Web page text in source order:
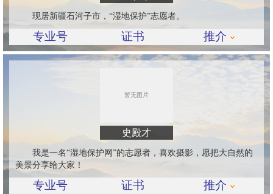
现居新疆石河子市，“湿地保护”志愿者。
专业号 证书 推介
史殿才
我是一名“湿地保护网”的志愿者，喜欢摄影，愿把大自然的
美景分享给大家！
专业号 证书 推介